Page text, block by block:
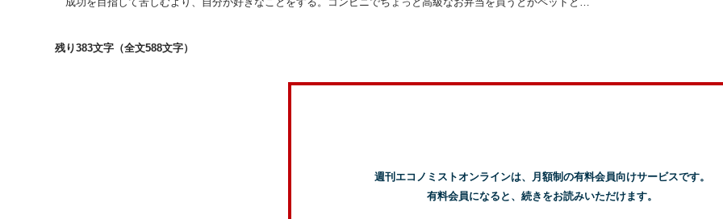
残り383文字（全文588文字）
週刊エコノミストオンラインは、月額制の有料会員向けサービスです。
有料会員になると、続きをお読みいただけます。